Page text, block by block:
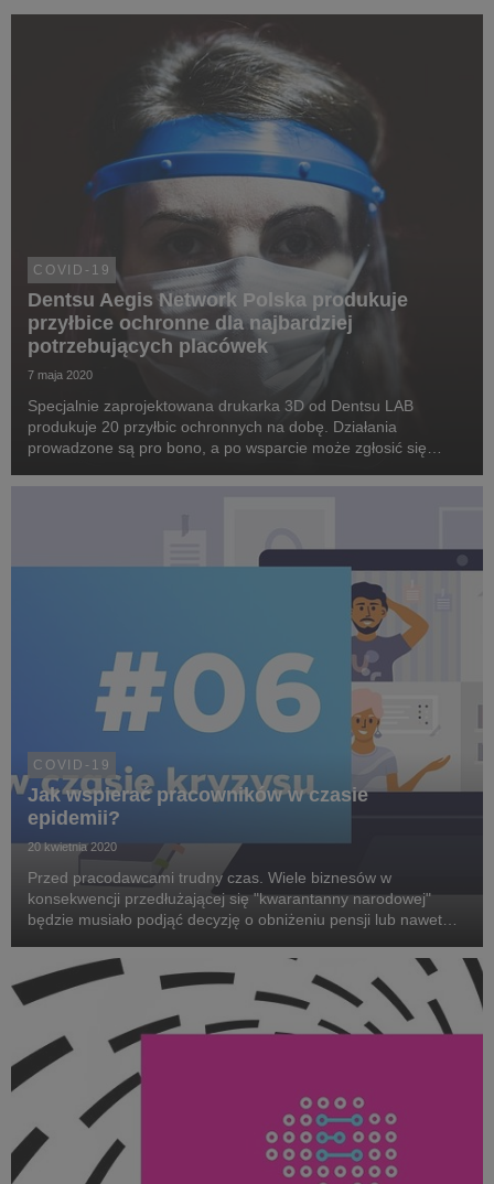
COVID-19
Dentsu Aegis Network Polska produkuje
przyłbice ochronne dla najbardziej
potrzebujących placówek
7 maja 2020
Specjalnie zaprojektowana drukarka 3D od Dentsu LAB
produkuje 20 przyłbic ochronnych na dobę. Działania
prowadzone są pro bono, a po wsparcie może zgłosić się
COVID-19
Jak wspierać pracowników w czasie
epidemii?
20 kwietnia 2020
Przed pracodawcami trudny czas. Wiele biznesów w
konsekwencji przedłużającej się "kwarantanny narodowej"
będzie musiało podjąć decyzję o obniżeniu pensji lub nawet
wynikające z zarządzania zespołami pracującymi po raz...